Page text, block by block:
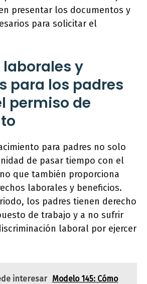
presentar los documentos y
para solicitar el
laborales y
para los padres
permiso de
para padres no solo
de pasar tiempo con el
que también proporciona
laborales y beneficios.
los padres tienen derecho
de trabajo y a no sufrir
laboral por ejercer
interesar Modelo 145: Cómo